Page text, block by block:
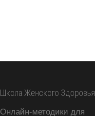
Школа Женского Здоровья
Онлайн-методики для